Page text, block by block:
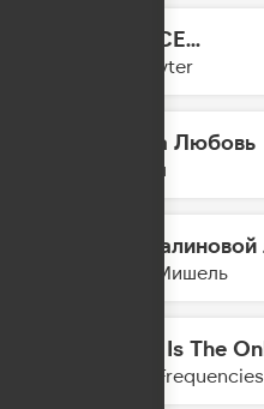
DANCE...
Slayyyter
Наша Любовь
Лилая
На малиновой
Моя Мишель
Love Is The
Lost Frequencies